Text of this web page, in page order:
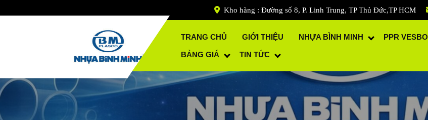
to
Kho hàng : Đường số 8, P. Linh Trung, TP Thủ Đức,TP HCM
TRANG CHỦ GIỚI THIỆU NHỰA BÌNH MINH PPR VESBO
BẢNG GIÁ TIN TỨC